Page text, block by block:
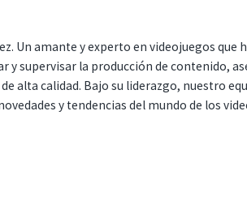
Un amante y experto en videojuegos que
y supervisar la producción de contenido,
alta calidad. Bajo su liderazgo, nuestro
y tendencias del mundo de los